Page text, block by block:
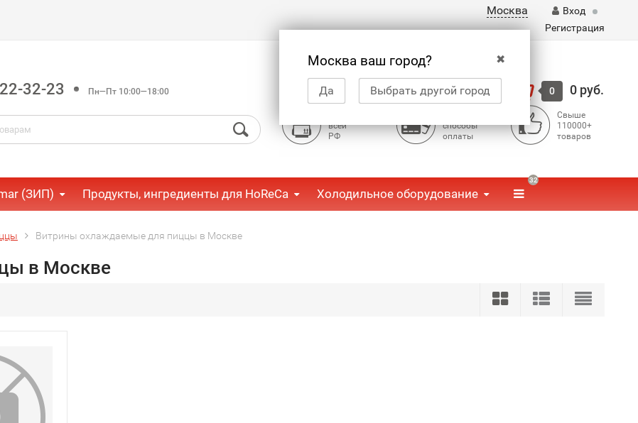
Москва
✖
Москва ваш город?
Да Выбрать другой город
Вход
Регистрация
32-23 Пн—Пт 10:00—18:00 Корзина 0 0 руб.
всей
РФ
способы
оплаты
Свыше
110000+
товаров
(ЗИП) Продукты, ингредиенты для HoReCa Холодильное оборудование
32
Витрины охлаждаемые для пиццы в Москве
в Москве